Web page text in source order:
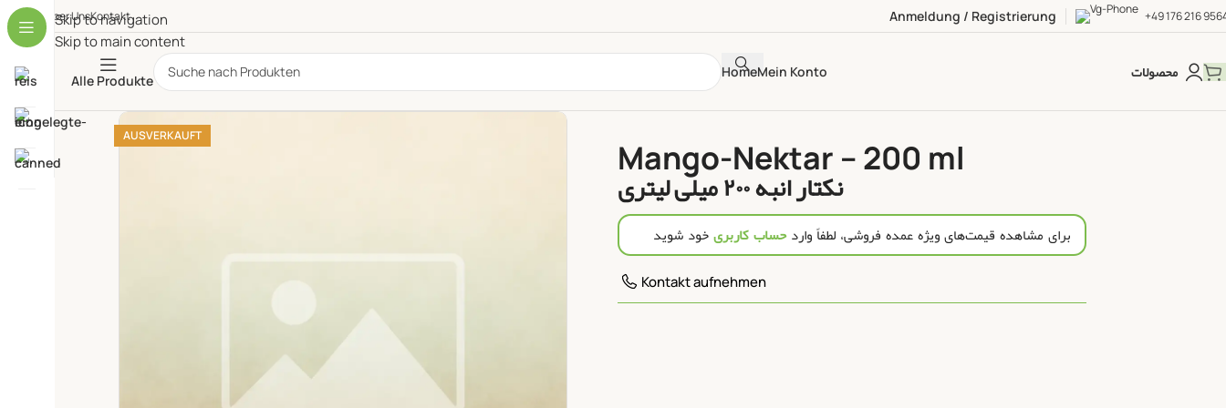
Skip to navigation
Skip to main content
Über UnsKontakt Anmeldung / Registrierung +49 176 216
Alle Produkte
HomeMein Konto محصولات
AUSVERKAUFT
Mango-Nektar – 200 ml
نکتار انبه ۲۰۰ میلی لیتری
برای مشاهده قیمت‌های ویژه عمده‌ فروشی، لطفاً واردحساب کاربریخود شوید
Kontakt aufnehmen